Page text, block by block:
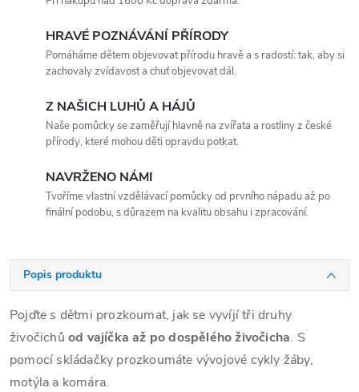
HRAVÉ POZNÁVÁNÍ PŘÍRODY
Pomáháme dětem objevovat přírodu hravě a s radostí: tak, aby si
zachovaly zvídavost a chuť objevovat dál.
Z NAŠICH LUHŮ A HÁJŮ
Naše pomůcky se zaměřují hlavně na zvířata a rostliny z české
přírody, které mohou děti opravdu potkat.
NAVRŽENO NÁMI
Tvoříme vlastní vzdělávací pomůcky od prvního nápadu až po
finální podobu, s důrazem na kvalitu obsahu i zpracování.
Popis produktu
Pojďte s dětmi prozkoumat, jak se vyvíjí tři druhy
živočichů od vajíčka až po dospělého živočicha. S
pomocí skládačky prozkoumáte vývojové cykly žáby,
motýla a komára.